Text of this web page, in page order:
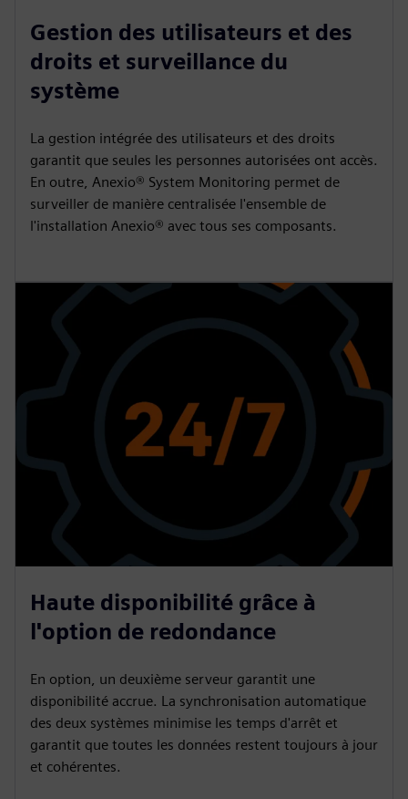
Gestion des utilisateurs et des
droits et surveillance du
système
La gestion intégrée des utilisateurs et des droits
garantit que seules les personnes autorisées ont accès.
En outre, Anexio® System Monitoring permet de
surveiller de manière centralisée l'ensemble de
l'installation Anexio® avec tous ses composants.
Haute disponibilité grâce à
l'option de redondance
En option, un deuxième serveur garantit une
disponibilité accrue. La synchronisation automatique
des deux systèmes minimise les temps d'arrêt et
garantit que toutes les données restent toujours à jour
et cohérentes.